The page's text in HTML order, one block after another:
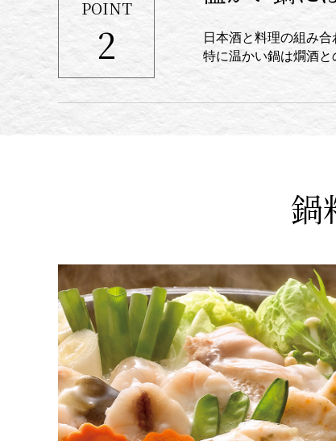
POINT
2
日本酒と料理の組み
特に温かい鍋は燗酒と
鍋